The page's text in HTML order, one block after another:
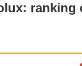
ranking